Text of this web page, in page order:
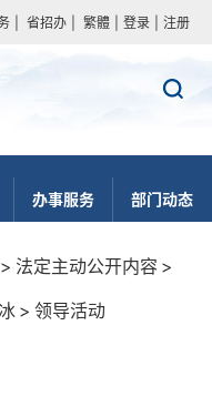
省招办 繁體 登录 注册
办事服务 部门动态
> 法定主动公开内容 >
> 领导活动